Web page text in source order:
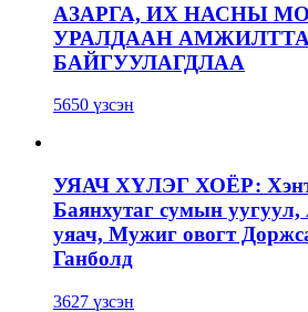
АЗАРГА, ИХ НАСНЫ
УРАЛДААН
БАЙГУУЛАГДЛАА
5650 үзсэн
УЯАЧ ХҮЛЭГ ХОЁР:
Баянхутаг сумын
уяач, Мужиг овогт
Ганболд
3627 үзсэн